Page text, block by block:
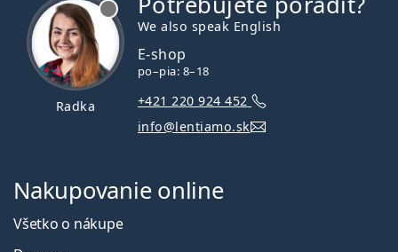
Radka
We also speak English
E-shop
po–pia: 8–18
+421 220 924 452
info@lentiamo.sk
Nakupovanie online
Všetko o nákupe